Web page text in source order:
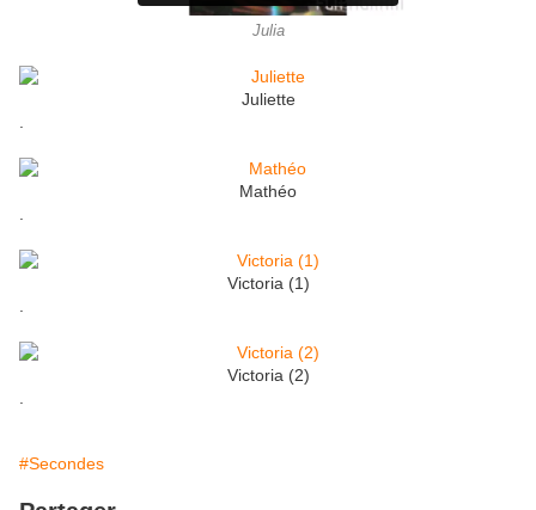
Julia
Juliette
Mathéo
Victoria (1)
Victoria (2)
#Secondes